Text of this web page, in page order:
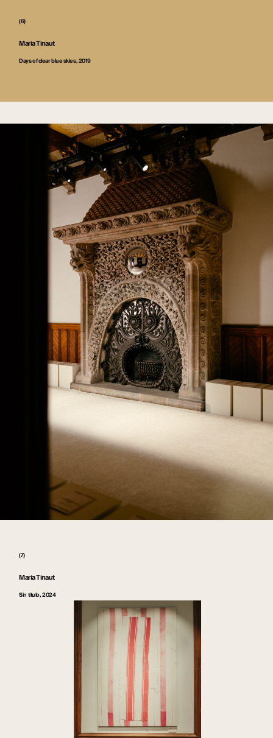
(6)
Maria Tinaut
Days of clear blue skies, 2019
(7)
Maria Tinaut
Sin título, 2024